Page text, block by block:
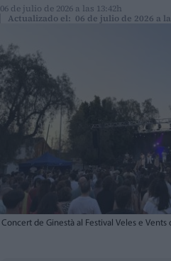
06 de julio de 2026 a las 13:42h
Actualizado el: 06 de julio de 2026 a
Concert de Ginestà al Festival Veles e Vents